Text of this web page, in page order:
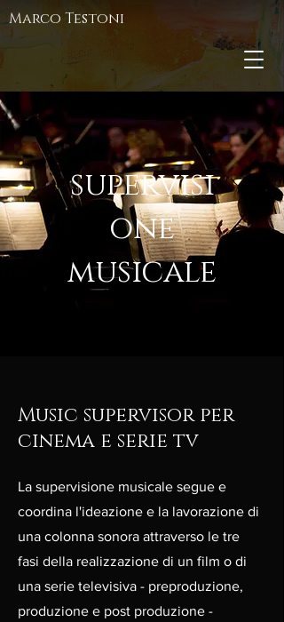
Marco Testoni
supervisi
one
musicale
Music supervisor per
cinema e serie tv
La supervisione musicale segue e
coordina l'ideazione e la lavorazione di
una colonna sonora attraverso le tre
fasi della realizzazione di un film o di
una serie televisiva - preproduzione,
produzione e post produzione -